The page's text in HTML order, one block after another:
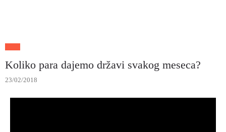
Koliko para dajemo državi svakog meseca?
23/02/2018